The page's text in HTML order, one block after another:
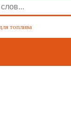
топлива